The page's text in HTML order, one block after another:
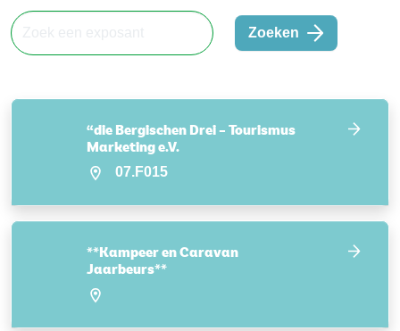
Zoeken
“die Bergischen Drei – Tourismus
Marketing e.V.
07.F015
**Kampeer en Caravan
Jaarbeurs**